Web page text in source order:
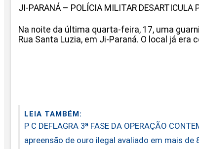
JI-PARANÁ – POLÍCIA MILITAR DESARTICULA
Na noite da última quarta-feira, 17, uma
Rua Santa Luzia, em Ji-Paraná. O local já
LEIA TAMBÉM:
P C DEFLAGRA 3ª FASE DA OPERAÇÃO
apreensão de ouro ilegal avaliado em mais de